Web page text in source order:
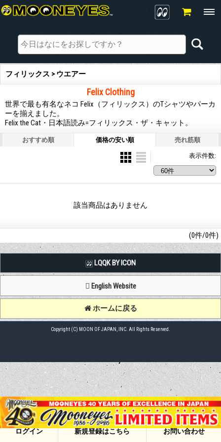
ログイン 新規登録はこちら お問い合わせ
フィリックス > ウエアー
Felix Clothing
世界で最も有名なネコ Felix（フィリックス）のTシャツやパーカ
ーを揃えました。
Felix the Cat・日本語読み=フィリックス・ザ・キャット。
おすすめ順 価格の安い順 売れ筋順
表示件数:
該当商品はありません
(0件/0件)
LQQK BY ICON
English Website
ホームに戻る
Copyright (C) MOON OF JAPAN, INC. All Rights Reserved.